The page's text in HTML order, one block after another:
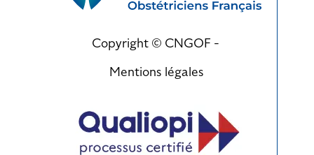
Copyright © CNGOF -
Mentions légales